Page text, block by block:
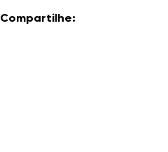
Compartilhe: